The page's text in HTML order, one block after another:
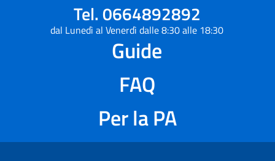
Tel. 0664892892
dal Lunedì al Venerdì dalle 8:30 alle 18:30
Guide
FAQ
Per la PA